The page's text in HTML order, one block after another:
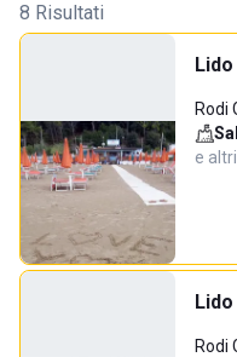
8 Risultati
Rodi
e altri
Rodi